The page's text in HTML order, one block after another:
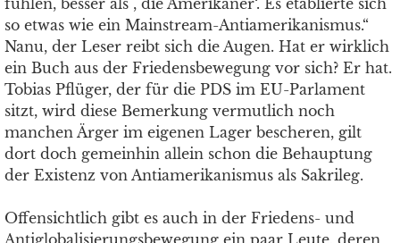
fühlen, besser als , die Amerikaner‘. Es etablierte sich
so etwas wie ein Mainstream-Antiamerikanismus.“
Nanu, der Leser reibt sich die Augen. Hat er wirklich
ein Buch aus der Friedensbewegung vor sich? Er hat.
Tobias Pflüger, der für die PDS im EU-Parlament
sitzt, wird diese Bemerkung vermutlich noch
manchen Ärger im eigenen Lager bescheren, gilt
dort doch gemeinhin allein schon die Behauptung
der Existenz von Antiamerikanismus als Sakrileg.
Offensichtlich gibt es auch in der Friedens- und
Antiglobalisierungsbewegung ein paar Leute, deren